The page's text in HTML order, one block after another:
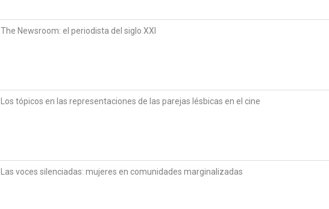
The Newsroom: el periodista del siglo XXI
Los tópicos en las representaciones de las parejas lésbicas en el cine
Las voces silenciadas: mujeres en comunidades marginalizadas